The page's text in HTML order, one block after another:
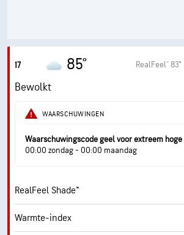
Wolkenplafond
17 85° RealFeel® 83°
Bewolkt
WAARSCHUWINGEN
Waarschuwingscode geel voor extreem
00:00 zondag - 00:00 maandag
RealFeel Shade™
Warmte-index